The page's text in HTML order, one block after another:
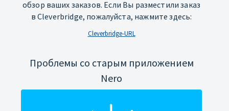
обзор ваших заказов. Если Вы разместили заказ
в Cleverbridge, пожалуйста, нажмите здесь:
Cleverbridge-URL
Проблемы со старым приложением
Nero